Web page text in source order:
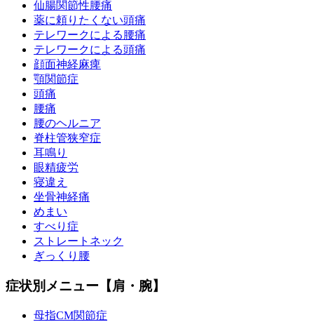
仙腸関節性腰痛
薬に頼りたくない頭痛
テレワークによる腰痛
テレワークによる頭痛
顔面神経麻痺
顎関節症
頭痛
腰痛
腰のヘルニア
脊柱管狭窄症
耳鳴り
眼精疲労
寝違え
坐骨神経痛
めまい
すべり症
ストレートネック
ぎっくり腰
症状別メニュー【肩・腕】
母指CM関節症